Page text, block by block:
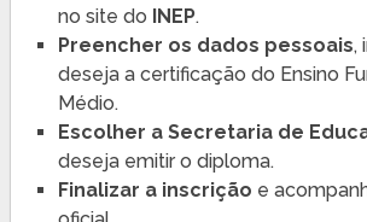
no site do INEP.
Preencher os dados pessoais,
deseja a certificação do Ensino
Médio.
Escolher a Secretaria de
deseja emitir o diploma.
Finalizar a inscrição e